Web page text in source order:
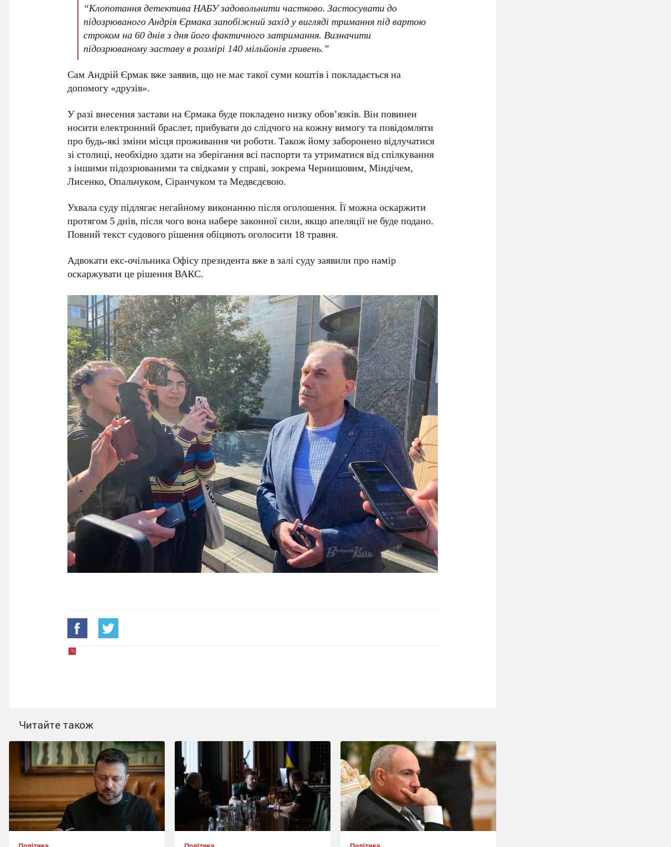
“Клопотання детектива НАБУ задовольнити частково. Застосувати до
підозрюваного Андрія Єрмака запобіжний захід у вигляді тримання під вартою
строком на 60 днів з дня його фактичного затримання. Визначити
підозрюваному заставу в розмірі 140 мільйонів гривень.”
СамАндрій Єрмаквже заявив, що не має такої суми коштів і покладається на
допомогу «друзів».
У разі внесення застави наЄрмака буде покладено низку обов’язків. Він повинен
носити електронний браслет, прибувати до слідчого на кожну вимогу та повідомляти
про будь-які зміни місця проживання чи роботи. Також йому заборонено відлучатися
зі столиці, необхідно здати на зберігання всі паспорти та утриматися від спілкування
з іншими підозрюваними та свідками у справі, зокремаЧернишовим,Міндічем,
Лисенко,Опальчуком,Сіранчуком таМедвєдєвою.
Ухвала суду підлягає негайному виконанню після оголошення. Її можна оскаржити
протягом 5 днів, після чого вона набере законної сили, якщо апеляції не буде подано.
Повний текст судового рішення обіцяють оголосити 18 травня.
Адвокати екс-очільника Офісу президента вже в залі суду заявили про намір
оскаржувати це рішенняВАКС.
Читайте також